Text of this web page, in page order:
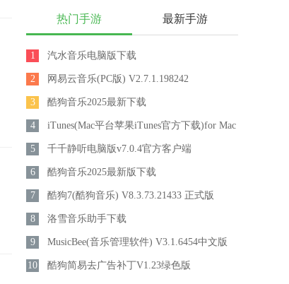
热门手游 最新手游
1 汽水音乐电脑版下载
2 网易云音乐(PC版) V2.7.1.198242
3 酷狗音乐2025最新下载
4 iTunes(Mac平台苹果iTunes官方下载)for Mac
V12.7.2.58官方中文版
5 千千静听电脑版v7.0.4官方客户端
6 酷狗音乐2025最新版下载
7 酷狗7(酷狗音乐) V8.3.73.21433 正式版
8 洛雪音乐助手下载
9 MusicBee(音乐管理软件) V3.1.6454中文版
10 酷狗简易去广告补丁V1.23绿色版